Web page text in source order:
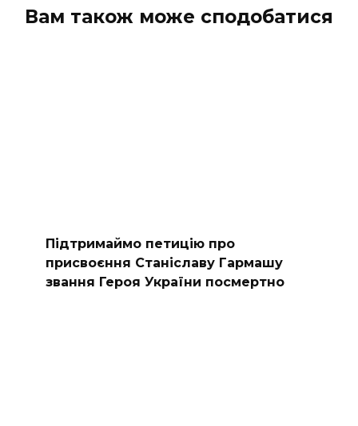
Вам також може сподобатися
Підтримаймо петицію про
присвоєння Станіславу Гармашу
звання Героя України посмертно